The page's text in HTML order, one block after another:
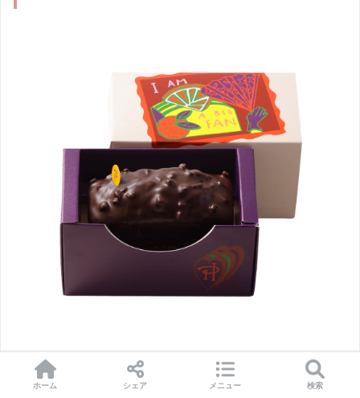
https://www.pierreherme.co.jp/より
ホーム シェア メニュー 検索